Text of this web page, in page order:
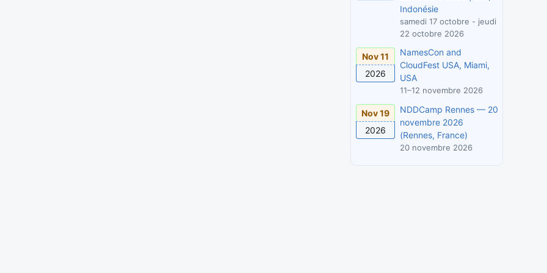
Indonésie
samedi 17 octobre - jeudi
22 octobre 2026
Nov 11
2026
NamesCon and
CloudFest USA, Miami,
USA
11–12 novembre 2026
Nov 19
2026
NDDCamp Rennes — 20
novembre 2026
(Rennes, France)
20 novembre 2026